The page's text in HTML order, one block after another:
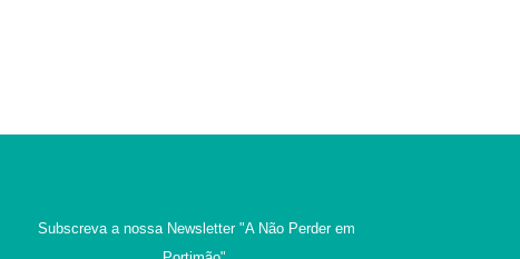
Subscreva a nossa Newsletter "A Não Perder em